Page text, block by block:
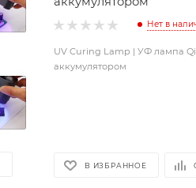
Нет в
UV Curing Lamp | УФ лампа
аккумулятором
В ИЗБРАННОЕ